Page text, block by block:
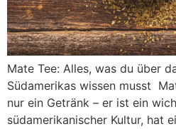
Mate Tee: Alles, was du über
Südamerikas wissen musst
nur ein Getränk – er ist ein
südamerikanischer Kultur, hat